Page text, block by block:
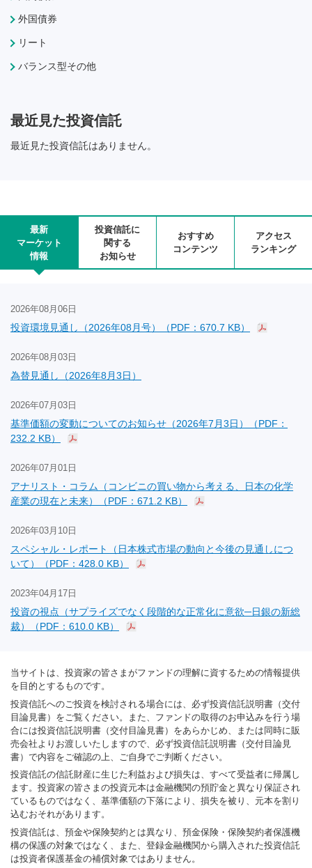
外国債券
リート
バランス型その他
最近見た投資信託
最近見た投資信託はありません。
最新
マーケット
情報
投資信託に
関する
お知らせ
おすすめ
コンテンツ
アクセス
ランキング
2026年08月06日
投資環境見通し（2026年08月号）（PDF：670.7 KB）
2026年08月03日
為替見通し（2026年8月3日）
2026年07月03日
基準価額の変動についてのお知らせ（2026年7月3日）（PDF：
232.2 KB）
2026年07月01日
アナリスト・コラム（コンビニの買い物から考える、日本の化学
産業の現在と未来）（PDF：671.2 KB）
2026年03月10日
スペシャル・レポート（日本株式市場の動向と今後の見通しにつ
いて）（PDF：428.0 KB）
2023年04月17日
投資の視点（サプライズでなく段階的な正常化に意欲─日銀の新総
裁）（PDF：610.0 KB）
当サイトは、投資家の皆さまがファンドの理解に資するための情報提供
を目的とするものです。
投資信託へのご投資を検討される場合には、必ず投資信託説明書（交付
目論見書）をご覧ください。また、ファンドの取得のお申込みを行う場
合には投資信託説明書（交付目論見書）をあらかじめ、または同時に販
売会社よりお渡しいたしますので、必ず投資信託説明書（交付目論見
書）で内容をご確認の上、ご自身でご判断ください。
投資信託の信託財産に生じた利益および損失は、すべて受益者に帰属し
ます。投資家の皆さまの投資元本は金融機関の預貯金と異なり保証され
ているものではなく、基準価額の下落により、損失を被り、元本を割り
込むおそれがあります。
投資信託は、預金や保険契約とは異なり、預金保険・保険契約者保護機
構の保護の対象ではなく、また、登録金融機関から購入された投資信託
は投資者保護基金の補償対象ではありません。